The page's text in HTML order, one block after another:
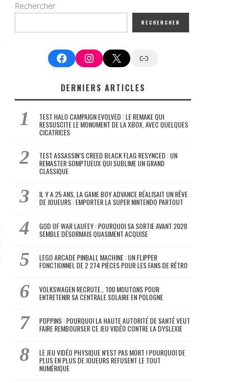
Rechercher
RECHERCHER
FacebookInstagram
X Google News
DERNIERS ARTICLES
TEST HALO CAMPAIGN EVOLVED : LE REMAKE QUI
RESSUSCITE LE MONUMENT DE LA XBOX, AVEC QUELQUES
CICATRICES
TEST ASSASSIN’S CREED BLACK FLAG RESYNCED : UN
REMASTER SOMPTUEUX QUI SUBLIME UN GRAND
CLASSIQUE
IL Y A 25 ANS, LA GAME BOY ADVANCE RÉALISAIT UN RÊVE
DE JOUEURS : EMPORTER LA SUPER NINTENDO PARTOUT
GOD OF WAR LAUFEY : POURQUOI SA SORTIE AVANT 2028
SEMBLE DÉSORMAIS QUASIMENT ACQUISE
LEGO ARCADE PINBALL MACHINE : UN FLIPPER
FONCTIONNEL DE 2 274 PIÈCES POUR LES FANS DE RÉTRO
VOLKSWAGEN RECRUTE… 100 MOUTONS POUR
ENTRETENIR SA CENTRALE SOLAIRE EN POLOGNE
POPPINS : POURQUOI LA HAUTE AUTORITÉ DE SANTÉ VEUT
FAIRE REMBOURSER CE JEU VIDÉO CONTRE LA DYSLEXIE
LE JEU VIDÉO PHYSIQUE N’EST PAS MORT ! POURQUOI DE
PLUS EN PLUS DE JOUEURS REFUSENT LE TOUT
NUMÉRIQUE